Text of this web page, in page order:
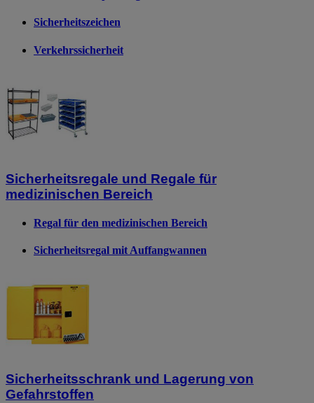
Sicherheitszeichen
Verkehrssicherheit
Sicherheitsregale und Regale für
medizinischen Bereich
Regal für den medizinischen Bereich
Sicherheitsregal mit Auffangwannen
Sicherheitsschrank und Lagerung von
Gefahrstoffen